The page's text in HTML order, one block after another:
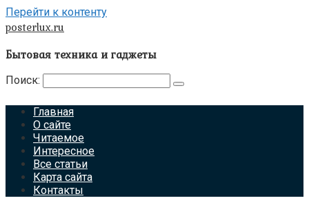
Перейти к контенту
posterlux.ru
Бытовая техника и гаджеты
Поиск:
Главная
О сайте
Читаемое
Интересное
Все статьи
Карта сайта
Контакты